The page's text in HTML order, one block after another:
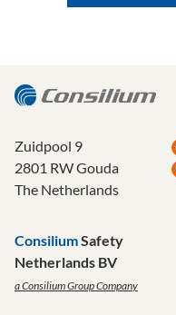
Zuidpool 9
2801 RW Gouda
The Netherlands
ConsiliumSafety
Netherlands BV
a Consilium Group Company